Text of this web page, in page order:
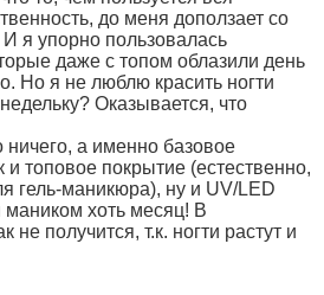
до меня доползает со
И я упорно пользовалась
даже с топом облазили день
Но я не люблю красить ногти
Оказывается, что
ничего, а именно базовое
и топовое покрытие (естественно,
гель-маникюра), ну и UV/LED
хоть месяц! В
не получится, т.к. ногти растут и